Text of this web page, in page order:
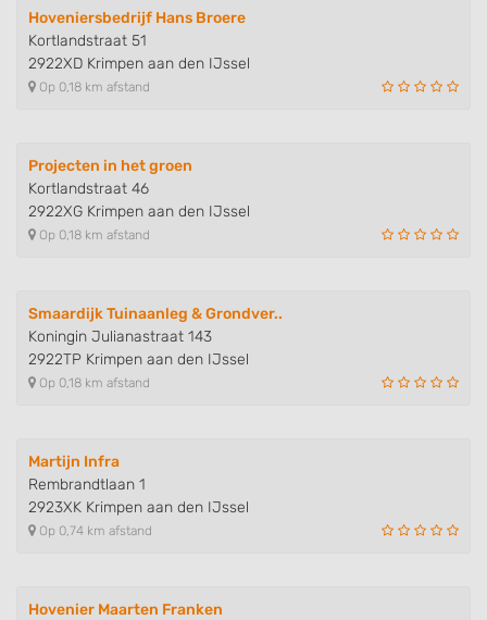
Hoveniersbedrijf Hans Broere
Kortlandstraat 51
2922XD Krimpen aan den IJssel
Op 0,18 km afstand
Projecten in het groen
Kortlandstraat 46
2922XG Krimpen aan den IJssel
Op 0,18 km afstand
Smaardijk Tuinaanleg & Grondver..
Koningin Julianastraat 143
2922TP Krimpen aan den IJssel
Op 0,18 km afstand
Martijn Infra
Rembrandtlaan 1
2923XK Krimpen aan den IJssel
Op 0,74 km afstand
Hovenier Maarten Franken